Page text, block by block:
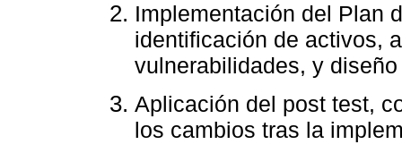
Implementación del Plan
identificación de activos,
vulnerabilidades, y
Aplicación del post test,
los cambios tras la